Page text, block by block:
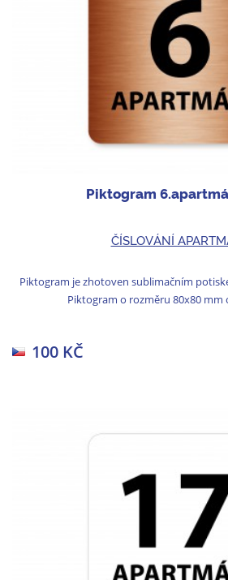
Piktogram
ČÍSLOVÁNÍ
Piktogram je zhotoven sublimačním
Piktogram o rozměru 80x80 mm
100 KČ